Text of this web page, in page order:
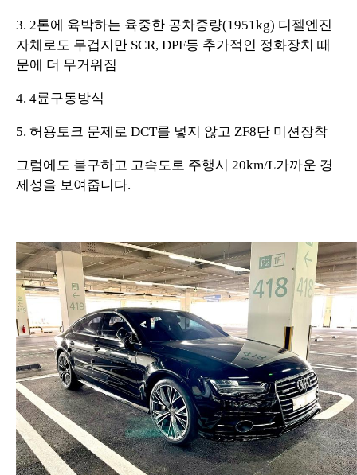
3. 2톤에 육박하는 육중한 공차중량(1951kg) 디젤엔진
자체로도 무겁지만 SCR, DPF등 추가적인 정화장치 때
문에 더 무거워짐
4. 4륜구동방식
5. 허용토크 문제로 DCT를 넣지 않고 ZF8단 미션장착
그럼에도 불구하고 고속도로 주행시 20km/L가까운 경
제성을 보여줍니다.